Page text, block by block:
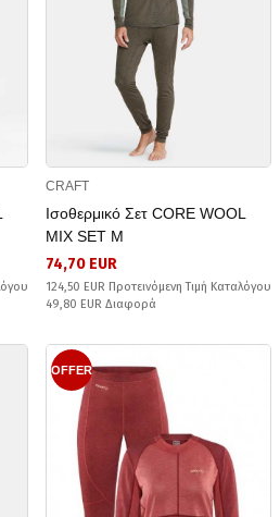
CRAFT
Ισοθερμικό Σετ CORE WOOL
MIX SET M
74,70 EUR
124,50 EUR Προτεινόμενη Τιμή Καταλόγου
49,80 EUR Διαφορά
OFFER